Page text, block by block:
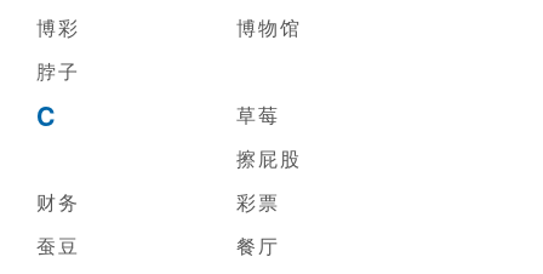
博彩
博物馆
脖子
C
草莓
擦屁股
财务
彩票
蚕豆
餐厅